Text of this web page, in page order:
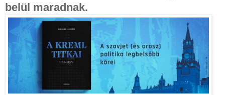
belül maradnak.